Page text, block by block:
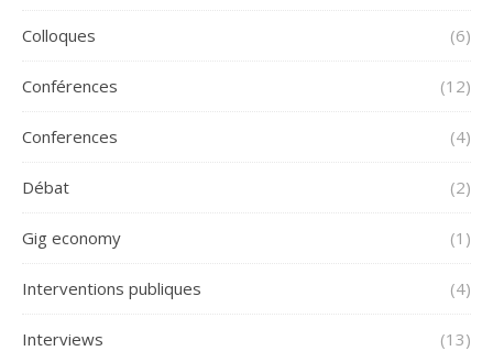
Colloques (6)
Conférences (12)
Conferences (4)
Débat (2)
Gig economy (1)
Interventions publiques (4)
Interviews (13)